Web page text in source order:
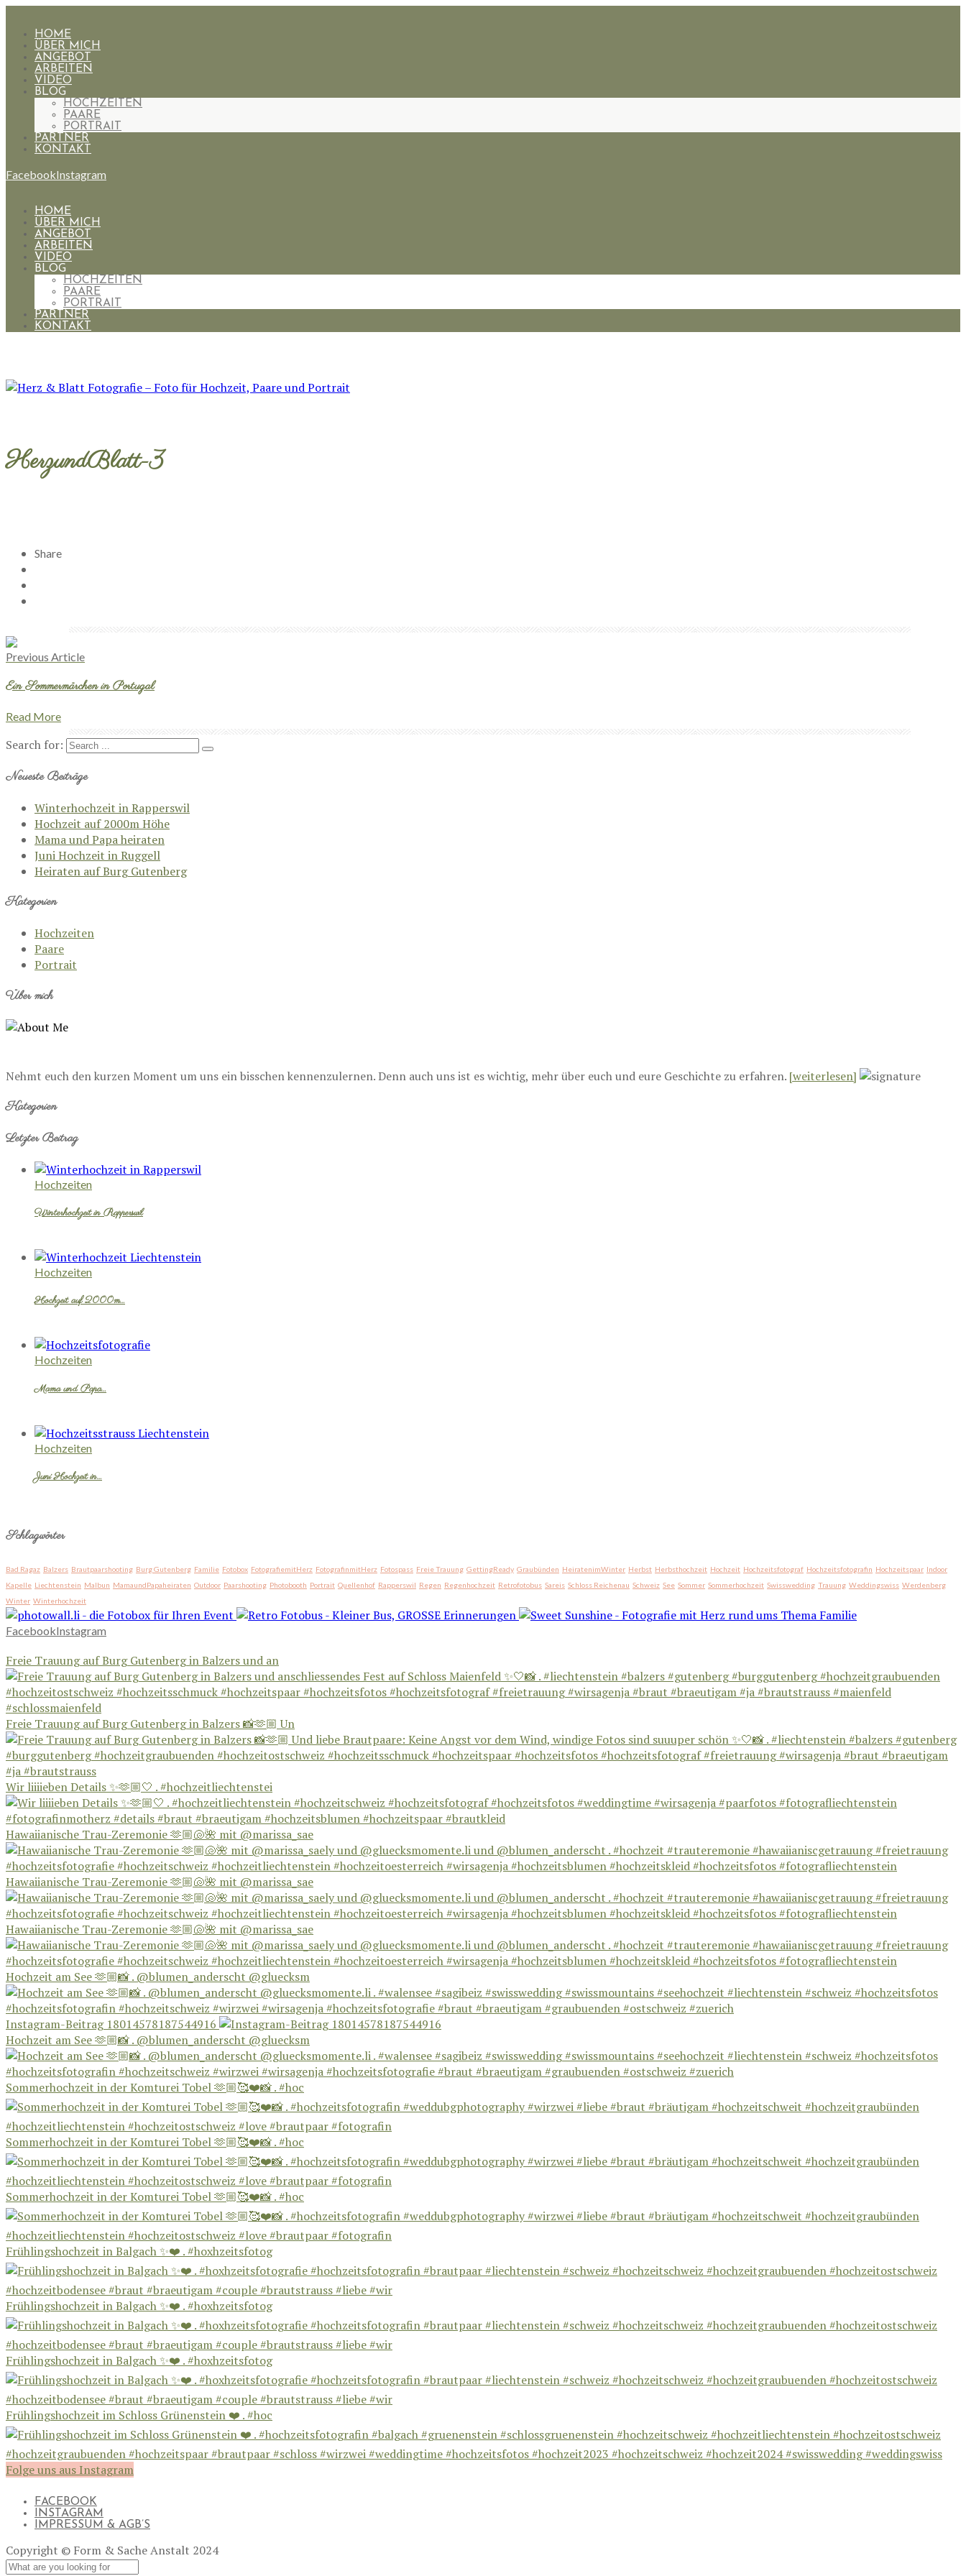
HOME
ÜBER MICH
ANGEBOT
ARBEITEN
VIDEO
BLOG
HOCHZEITEN
PAARE
PORTRAIT
PARTNER
KONTAKT
FacebookInstagram
HOME
ÜBER MICH
ANGEBOT
ARBEITEN
VIDEO
BLOG
HOCHZEITEN
PAARE
PORTRAIT
PARTNER
KONTAKT
HerzundBlatt-3
Share
Previous Article
Ein Sommermärchen in Portugal
Read More
Search for:
Neueste Beiträge
Winterhochzeit in Rapperswil
Hochzeit auf 2000m Höhe
Mama und Papa heiraten
Juni Hochzeit in Ruggell
Heiraten auf Burg Gutenberg
Kategorien
Hochzeiten
Paare
Portrait
Über mich
Nehmt euch den kurzen Moment um uns ein bisschen kennenzulernen. Denn auch uns ist es wichtig, mehr über euch und eure Geschichte zu erfahren. [weiterlesen]
Kategorien
Letzter Beitrag
Hochzeiten
Winterhochzeit in Rapperswil
Hochzeiten
Hochzeit auf 2000m…
Hochzeiten
Mama und Papa…
Hochzeiten
Juni Hochzeit in…
Schlagwörter
Bad Ragaz Balzers Brautpaarshooting Burg Gutenberg Familie Fotobox FotografiemitHerz FotografinmitHerz Fotospass Freie Trauung GettingReady Graubünden HeiratenimWinter Herbst Herbsthochzeit Hochzeit Hochzeitsfotograf Hochzeitsfotografin Hochzeitspaar Indoor
Kapelle Liechtenstein Malbun MamaundPapaheiraten Outdoor Paarshooting Photobooth Portrait Quellenhof Rapperswil Regen Regenhochzeit Retrofotobus Sareis Schloss Reichenau Schweiz See Sommer Sommerhochzeit Swisswedding Trauung Weddingswiss Werdenberg
Winter Winterhochzeit
FacebookInstagram
Freie Trauung auf Burg Gutenberg in Balzers und an
Freie Trauung auf Burg Gutenberg in Balzers 📸🫶🏼 Un
Wir liiiieben Details ✨🫶🏼🤍 . #hochzeitliechtenstei
Hawaiianische Trau-Zeremonie 🫶🏼🐚🌺 mit @marissa_sae
Hawaiianische Trau-Zeremonie 🫶🏼🐚🌺 mit @marissa_sae
Hawaiianische Trau-Zeremonie 🫶🏼🐚🌺 mit @marissa_sae
Hochzeit am See 🫶🏼📸 . @blumen_anderscht @gluecksm
Instagram-Beitrag 18014578187544916
Hochzeit am See 🫶🏼📸 . @blumen_anderscht @gluecksm
Sommerhochzeit in der Komturei Tobel 🫶🏼🥰❤️📸 . #hoc
Sommerhochzeit in der Komturei Tobel 🫶🏼🥰❤️📸 . #hoc
Sommerhochzeit in der Komturei Tobel 🫶🏼🥰❤️📸 . #hoc
Frühlingshochzeit in Balgach ✨❤️ . #hoxhzeitsfotog
Frühlingshochzeit in Balgach ✨❤️ . #hoxhzeitsfotog
Frühlingshochzeit in Balgach ✨❤️ . #hoxhzeitsfotog
Frühlingshochzeit im Schloss Grünenstein ❤️ . #hoc
Folge uns aus Instagram
FACEBOOK
INSTAGRAM
IMPRESSUM & AGB’S
Copyright © Form & Sache Anstalt 2024